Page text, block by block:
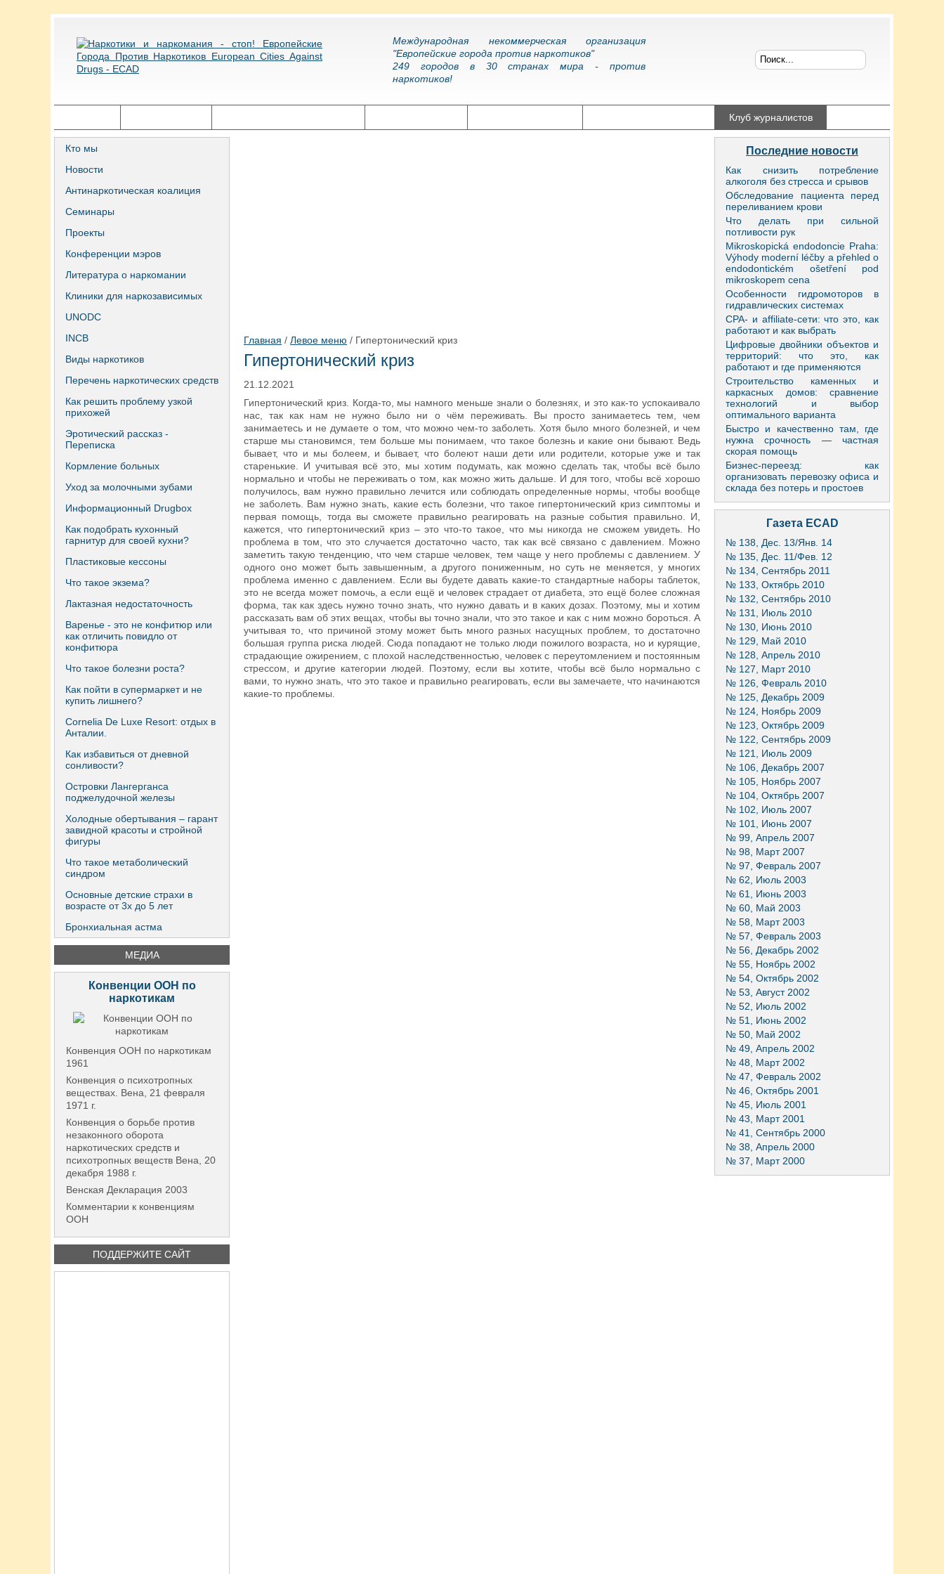
Международная некоммерческая организация
"Европейские города против наркотиков"
249 городов в 30 странах мира - против
наркотиков!
Клуб журналистов
Кто мы
Новости
Антинаркотическая коалиция
Семинары
Проекты
Конференции мэров
Литература о наркомании
Клиники для наркозависимых
UNODC
INCB
Виды наркотиков
Перечень наркотических средств
Как решить проблему узкой
прихожей
Эротический рассказ -
Переписка
Кормление больных
Уход за молочными зубами
Информационный Drugbox
Как подобрать кухонный
гарнитур для своей кухни?
Пластиковые кессоны
Что такое экзема?
Лактазная недостаточность
Варенье - это не конфитюр или
как отличить повидло от
конфитюра
Что такое болезни роста?
Как пойти в супермаркет и не
купить лишнего?
Сornelia De Luxe Resort: отдых в
Анталии.
Как избавиться от дневной
сонливости?
Островки Лангерганса
поджелудочной железы
Холодные обертывания – гарант
завидной красоты и стройной
фигуры
Что такое метаболический
синдром
Основные детские страхи в
возрасте от 3х до 5 лет
Бронхиальная астма
МЕДИА
Конвенции ООН по
наркотикам
Конвенция ООН по наркотикам
1961
Конвенция о психотропных
веществах. Вена, 21 февраля
1971 г.
Конвенция о борьбе против
незаконного оборота
наркотических средств и
психотропных веществ Вена, 20
декабря 1988 г.
Венская Декларация 2003
Комментарии к конвенциям
ООН
ПОДДЕРЖИТЕ САЙТ
Главная / Левое меню / Гипертонический криз
Гипертонический криз
21.12.2021
Гипертонический криз. Когда-то, мы намного меньше знали о болезнях, и это как-то успокаивало
нас, так как нам не нужно было ни о чём переживать. Вы просто занимаетесь тем, чем
занимаетесь и не думаете о том, что можно чем-то заболеть. Хотя было много болезней, и чем
старше мы становимся, тем больше мы понимаем, что такое болезнь и какие они бывают. Ведь
бывает, что и мы болеем, и бывает, что болеют наши дети или родители, которые уже и так
старенькие. И учитывая всё это, мы хотим подумать, как можно сделать так, чтобы всё было
нормально и чтобы не переживать о том, как можно жить дальше. И для того, чтобы всё хорошо
получилось, вам нужно правильно лечится или соблюдать определенные нормы, чтобы вообще
не заболеть. Вам нужно знать, какие есть болезни, что такое гипертонический криз симптомы и
первая помощь, тогда вы сможете правильно реагировать на разные события правильно. И,
кажется, что гипертонический криз – это что-то такое, что мы никогда не сможем увидеть. Но
проблема в том, что это случается достаточно часто, так как всё связано с давлением. Можно
заметить такую тенденцию, что чем старше человек, тем чаще у него проблемы с давлением. У
одного оно может быть завышенным, а другого пониженным, но суть не меняется, у многих
проблема именно с давлением. Если вы будете давать какие-то стандартные наборы таблеток,
это не всегда может помочь, а если ещё и человек страдает от диабета, это ещё более сложная
форма, так как здесь нужно точно знать, что нужно давать и в каких дозах. Поэтому, мы и хотим
рассказать вам об этих вещах, чтобы вы точно знали, что это такое и как с ним можно бороться. А
учитывая то, что причиной этому может быть много разных насущных проблем, то достаточно
большая группа риска людей. Сюда попадают не только люди пожилого возраста, но и курящие,
страдающие ожирением, с плохой наследственностью, человек с переутомлением и постоянным
стрессом, и другие категории людей. Поэтому, если вы хотите, чтобы всё было нормально с
вами, то нужно знать, что это такое и правильно реагировать, если вы замечаете, что начинаются
какие-то проблемы.
Последние новости
Как снизить потребление
алкоголя без стресса и срывов
Обследование пациента перед
переливанием крови
Что делать при сильной
потливости рук
Mikroskopická endodoncie Praha:
Výhody moderní léčby a přehled o
endodontickém ošetření pod
mikroskopem cena
Особенности гидромоторов в
гидравлических системах
CPA- и affiliate-сети: что это, как
работают и как выбрать
Цифровые двойники объектов и
территорий: что это, как
работают и где применяются
Строительство каменных и
каркасных домов: сравнение
технологий и выбор
оптимального варианта
Быстро и качественно там, где
нужна срочность — частная
скорая помощь
Бизнес-переезд: как
организовать перевозку офиса и
склада без потерь и простоев
Газета ECAD
№ 138, Дес. 13/Янв. 14
№ 135, Дес. 11/Фев. 12
№ 134, Сентябрь 2011
№ 133, Октябрь 2010
№ 132, Сентябрь 2010
№ 131, Июль 2010
№ 130, Июнь 2010
№ 129, Май 2010
№ 128, Апрель 2010
№ 127, Март 2010
№ 126, Февраль 2010
№ 125, Декабрь 2009
№ 124, Ноябрь 2009
№ 123, Октябрь 2009
№ 122, Сентябрь 2009
№ 121, Июль 2009
№ 106, Декабрь 2007
№ 105, Ноябрь 2007
№ 104, Октябрь 2007
№ 102, Июль 2007
№ 101, Июнь 2007
№ 99, Апрель 2007
№ 98, Март 2007
№ 97, Февраль 2007
№ 62, Июль 2003
№ 61, Июнь 2003
№ 60, Май 2003
№ 58, Март 2003
№ 57, Февраль 2003
№ 56, Декабрь 2002
№ 55, Ноябрь 2002
№ 54, Октябрь 2002
№ 53, Август 2002
№ 52, Июль 2002
№ 51, Июнь 2002
№ 50, Май 2002
№ 49, Апрель 2002
№ 48, Март 2002
№ 47, Февраль 2002
№ 46, Октябрь 2001
№ 45, Июль 2001
№ 43, Март 2001
№ 41, Сентябрь 2000
№ 38, Апрель 2000
№ 37, Март 2000